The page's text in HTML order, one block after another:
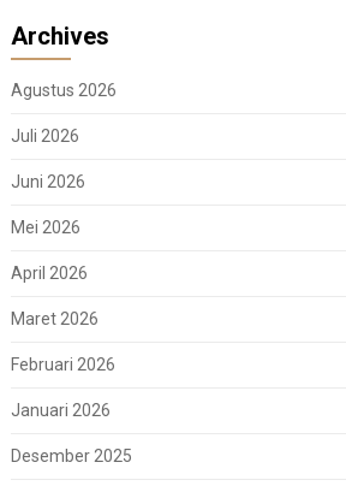
Archives
Agustus 2026
Juli 2026
Juni 2026
Mei 2026
April 2026
Maret 2026
Februari 2026
Januari 2026
Desember 2025